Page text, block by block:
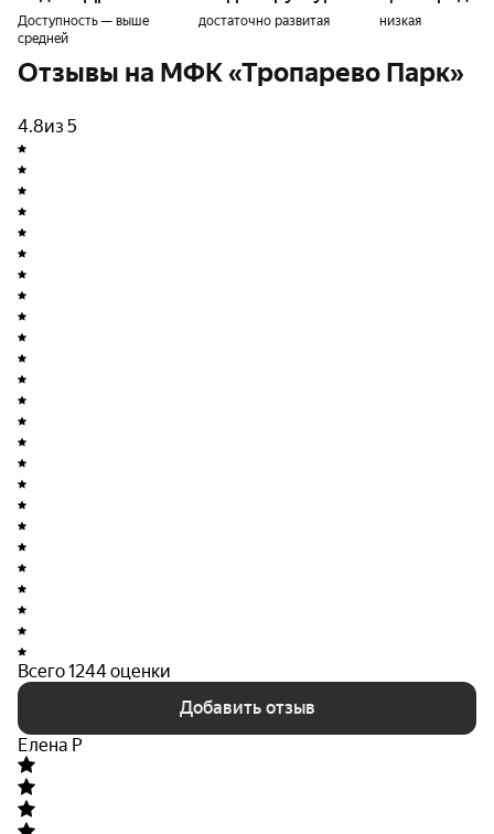
Доступность — выше
средней
достаточно развитая низкая
Отзывы на МФК «Тропарево Парк»
4.8из 5
Всего 1244 оценки
Добавить отзыв
Елена Р